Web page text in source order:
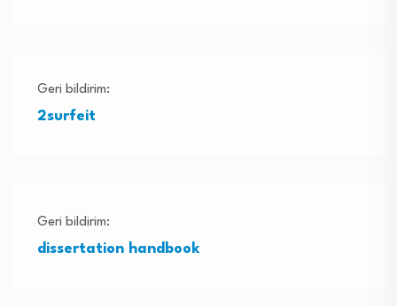
Geri bildirim:
2surfeit
Geri bildirim:
dissertation handbook